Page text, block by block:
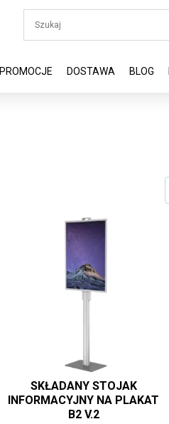
PROMOCJE DOSTAWA BLOG
SKŁADANY STOJAK
INFORMACYJNY NA PLAKAT
B2 V.2